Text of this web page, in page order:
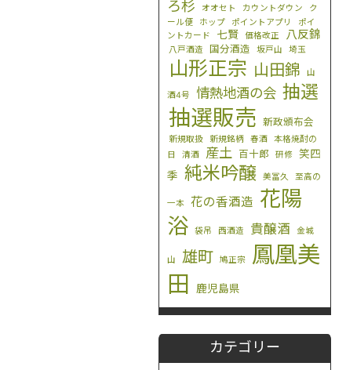
ろ杉
オオセト カウントダウン
ク
ール便
ホップ ポイントアプリ
ポイ
ントカード
七賢 価格改正 八反錦
八戸酒造 国分酒造 坂戸山 埼玉
山形正宗 山田錦 山
酒4号 情熱地酒の会 抽選
抽選販売 新政頒布会
新規取扱 新規銘柄 春酒
本格焼酎の
日
清酒 産土 百十郎 研修
笑四
季 純米吟醸 美冨久 至高の
一本 花の香酒造 花陽
浴
袋吊 西酒造 貴醸酒 金城
山 雄町 鳩正宗
鳳凰美
田
鹿児島県
カテゴリー